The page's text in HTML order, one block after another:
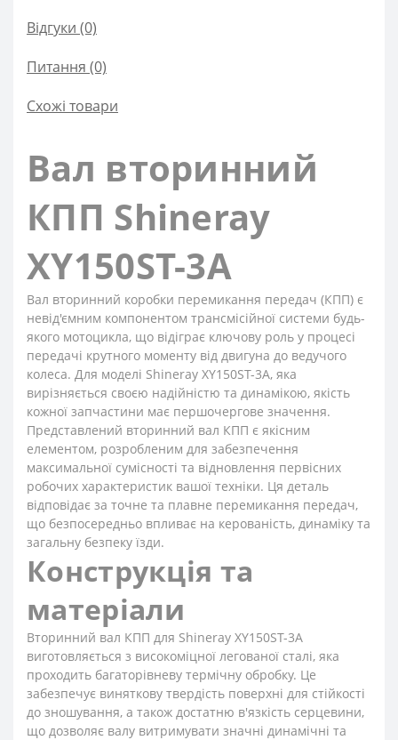
Відгуки (0)
Питання (0)
Схожі товари
Вал вторинний
КПП Shineray
XY150ST-3A
Вал вторинний коробки перемикання передач (КПП) є
невід'ємним компонентом трансмісійної системи будь-
якого мотоцикла, що відіграє ключову роль у процесі
передачі крутного моменту від двигуна до ведучого
колеса. Для моделі Shineray XY150ST-3A, яка
вирізняється своєю надійністю та динамікою, якість
кожної запчастини має першочергове значення.
Представлений вторинний вал КПП є якісним
елементом, розробленим для забезпечення
максимальної сумісності та відновлення первісних
робочих характеристик вашої техніки. Ця деталь
відповідає за точне та плавне перемикання передач,
що безпосередньо впливає на керованість, динаміку та
загальну безпеку їзди.
Конструкція та
матеріали
Вторинний вал КПП для Shineray XY150ST-3A
виготовляється з високоміцної легованої сталі, яка
проходить багаторівневу термічну обробку. Це
забезпечує виняткову твердість поверхні для стійкості
до зношування, а також достатню в'язкість серцевини,
що дозволяє валу витримувати значні динамічні та